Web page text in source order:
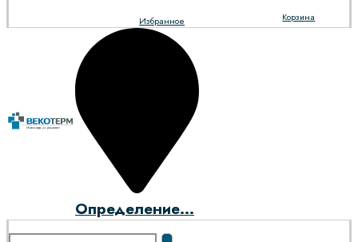
Корзина
Избранное
Определение...